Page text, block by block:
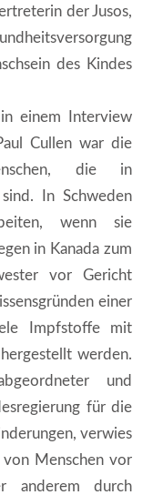
der Jusos,
des Kindes
einem Interview
Cullen war die
die in
In Schweden
wenn sie
in Kanada zum
vor Gericht
einer
Impfstoffe mit
werden.
und
für die
verwies
Menschen vor
anderem durch